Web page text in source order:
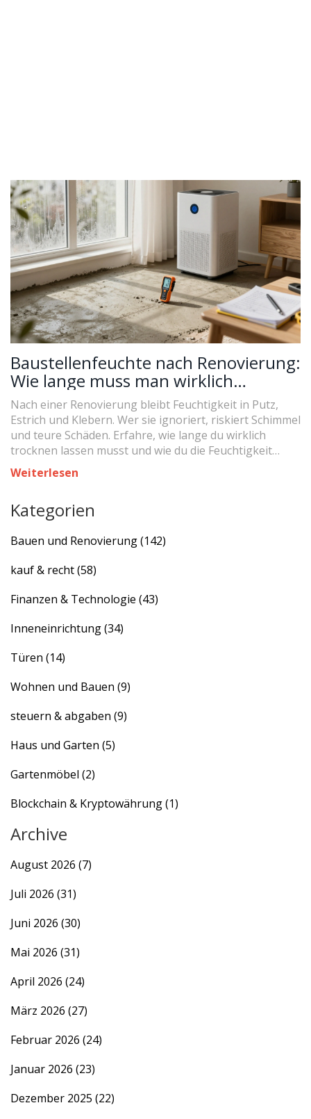
Baustellenfeuchte nach Renovierung:
Wie lange muss man wirklich
trocknen lassen?
Nach einer Renovierung bleibt Feuchtigkeit in Putz,
Estrich und Klebern. Wer sie ignoriert, riskiert Schimmel
und teure Schäden. Erfahre, wie lange du wirklich
trocknen lassen musst und wie du die Feuchtigkeit
richtig misst.
Weiterlesen
Kategorien
Bauen und Renovierung(142)
kauf & recht(58)
Finanzen & Technologie (43)
Inneneinrichtung(34)
Türen (14)
Wohnen und Bauen (9)
steuern & abgaben (9)
Haus und Garten (5)
Gartenmöbel (2)
Blockchain & Kryptowährung(1)
Archive
August 2026 (7)
Juli 2026 (31)
Juni 2026 (30)
Mai 2026 (31)
April 2026 (24)
März 2026 (27)
Februar 2026 (24)
Januar 2026 (23)
Dezember 2025 (22)